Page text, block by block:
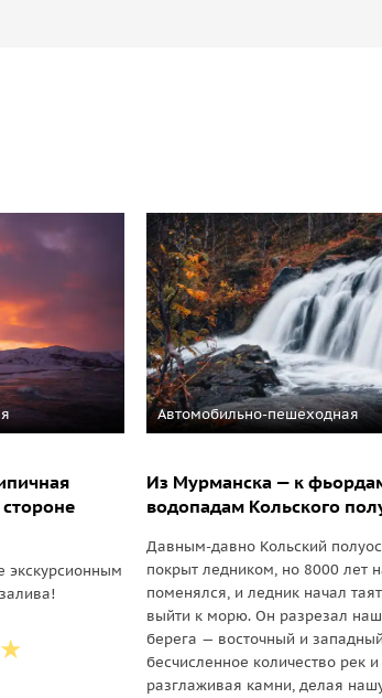
экскурсионным
Автомобильно-пешеходная
Из Мурманска — к
водопадам Кольского
Давным-давно Кольский
покрыт ледником, но 8000 лет
поменялся, и ледник начал
выйти к морю. Он разрезал
берега — восточный и
бесчисленное количество рек
разглаживая камни, делая